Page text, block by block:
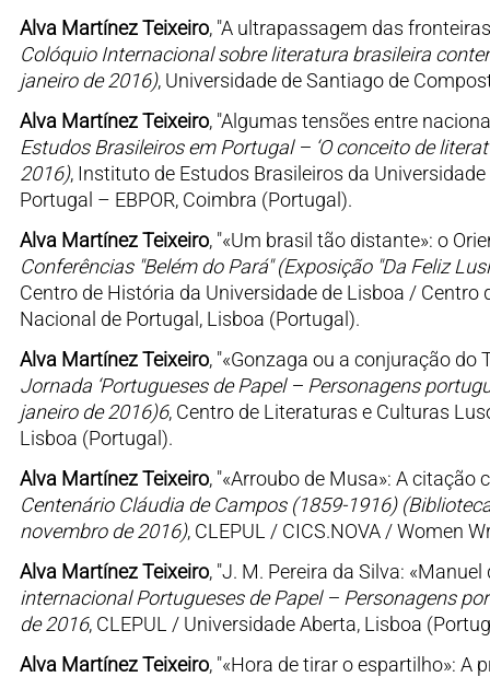
Alva Martínez Teixeiro, "A ultrapassagem das
Colóquio Internacional sobre literatura brasileira
janeiro de 2016), Universidade de Santiago de
Alva Martínez Teixeiro, "Algumas tensões entre
Estudos Brasileiros em Portugal – ‘O conceito de
2016), Instituto de Estudos Brasileiros da
Portugal – EBPOR, Coimbra (Portugal).
Alva Martínez Teixeiro, "«Um brasil tão distante»: o
Conferências "Belém do Pará" (Exposição "Da Feliz
Centro de História da Universidade de Lisboa /
Nacional de Portugal, Lisboa (Portugal).
Alva Martínez Teixeiro, "«Gonzaga ou a conjuração do
Jornada ‘Portugueses de Papel – Personagens
janeiro de 2016)6, Centro de Literaturas e Culturas
Lisboa (Portugal).
Alva Martínez Teixeiro, "«Arroubo de Musa»: A citação
Centenário Cláudia de Campos (1859-1916)
novembro de 2016), CLEPUL / CICS.NOVA / Women
Alva Martínez Teixeiro, "J. M. Pereira da Silva:
internacional Portugueses de Papel – Personagens
de 2016, CLEPUL / Universidade Aberta, Lisboa
Alva Martínez Teixeiro, "«Hora de tirar o espartilho»: A